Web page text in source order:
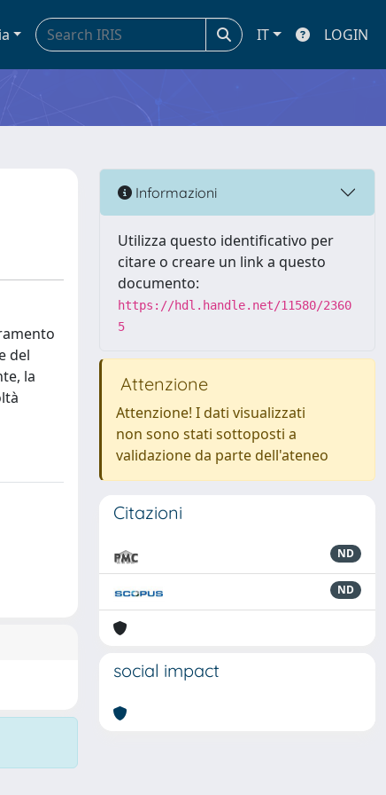
IT LOGIN
del
la
Informazioni
Utilizza questo identificativo per
citare o creare un link a questo
documento:
https://hdl.handle.net/11580/2360
5
Attenzione
Attenzione! I dati visualizzati
non sono stati sottoposti a
validazione da parte dell'ateneo
Citazioni
ND
ND
social impact